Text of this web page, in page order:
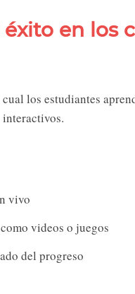
en los
los estudiantes
vivo
videos o juegos
del progreso